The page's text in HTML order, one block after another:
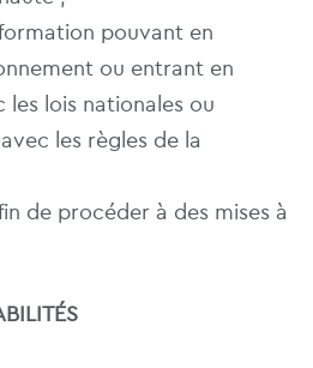
pouvant en
ou entrant en
lois nationales ou
les règles de la
de procéder à des mises à